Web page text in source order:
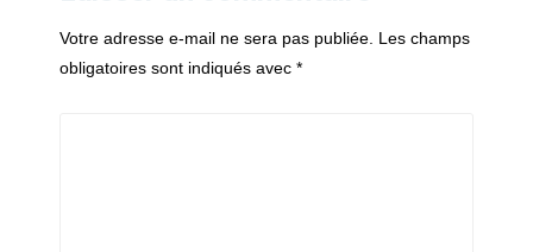
Votre adresse e-mail ne sera pas publiée. Les champs
obligatoires sont indiqués avec *